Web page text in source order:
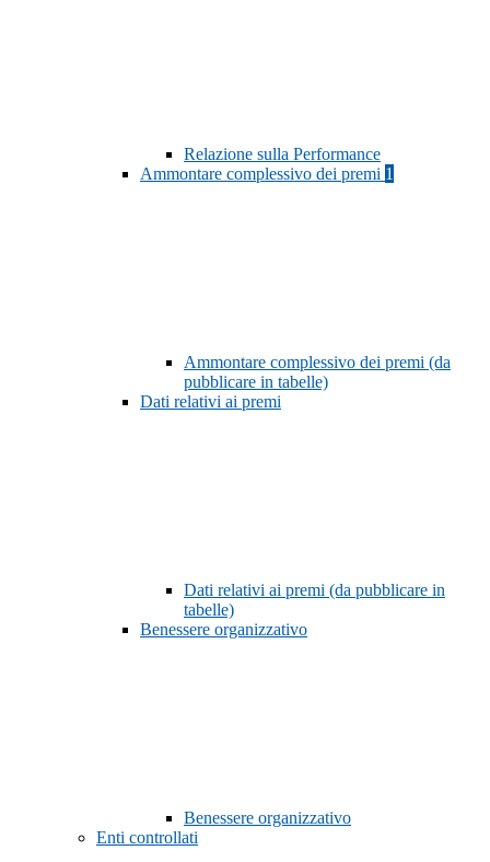
Relazione sulla Performance
Ammontare complessivo dei premi 1
Ammontare complessivo dei premi (da
pubblicare in tabelle)
Dati relativi ai premi
Dati relativi ai premi (da pubblicare in
tabelle)
Benessere organizzativo
Benessere organizzativo
Enti controllati